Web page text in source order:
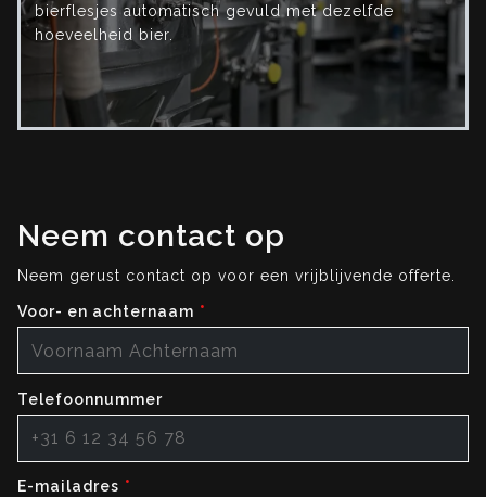
bierflesjes automatisch gevuld met dezelfde
hoeveelheid bier.
Neem contact op
Neem gerust contact op voor een vrijblijvende offerte.
Voor- en achternaam
Telefoonnummer
E-mailadres